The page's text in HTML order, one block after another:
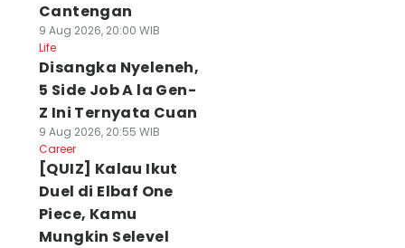
Cantengan
9 Aug 2026, 20:00 WIB
Life
Disangka Nyeleneh,
5 Side Job A la Gen-
Z Ini Ternyata Cuan
9 Aug 2026, 20:55 WIB
Career
[QUIZ] Kalau Ikut
Duel di Elbaf One
Piece, Kamu
Mungkin Selevel